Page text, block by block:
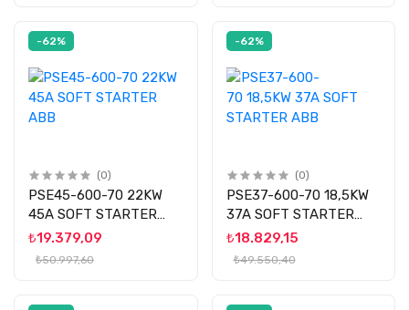
-62%
(0)
PSE45-600-70 22KW
45A SOFT STARTER
ABB
₺19.379,09
₺50.997,60
-62%
(0)
PSE37-600-70 18,5KW
37A SOFT STARTER
ABB
₺18.829,15
₺49.550,40